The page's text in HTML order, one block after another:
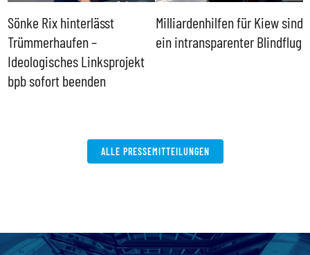
Sönke Rix hinterlässt
Trümmerhaufen –
Ideologisches Linksprojekt
bpb sofort beenden
Milliardenhilfen für Kiew sind
ein intransparenter Blindflug
ALLE PRESSEMITTEILUNGEN